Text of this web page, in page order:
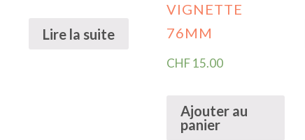
Lire la suite
VIGNETTE
76MM
CHF15.00
Ajouter au
panier